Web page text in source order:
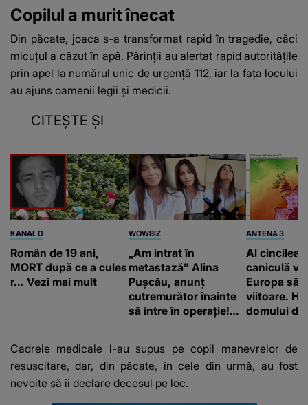
Copilul a murit înecat
Din păcate, joaca s-a transformat rapid în tragedie, căci
micuțul a căzut în apă. Părinții au alertat rapid autoritățile
prin apel la numărul unic de urgență 112, iar la fața locului
au ajuns oamenii legii și medicii.
CITEȘTE ȘI
KANAL D
Român de 19 ani,
MORT după ce a cules
r... Vezi mai mult
WOWBIZ
„Am intrat în
metastază” Alina
Pușcău, anunț
cutremurător înainte
să intre în operație!
fanilor
ANTENA 3
Al cincilea
caniculă
Europa
viitoare.
domului de
Cadrele medicale l-au supus pe copil manevrelor de
resuscitare, dar, din păcate, în cele din urmă, au fost
nevoite să îi declare decesul pe loc.